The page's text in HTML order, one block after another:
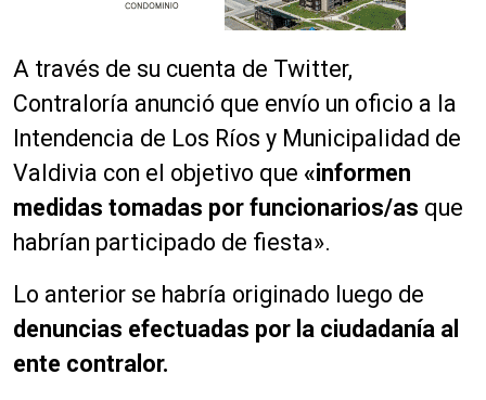
A través de su cuenta de Twitter,
Contraloría anunció que envío un oficio a la
Intendencia de Los Ríos y Municipalidad de
Valdivia con el objetivo que «informen
medidas tomadas por funcionarios/as que
habrían participado de fiesta».
Lo anterior se habría originado luego de
denuncias efectuadas por la ciudadanía al
ente contralor.